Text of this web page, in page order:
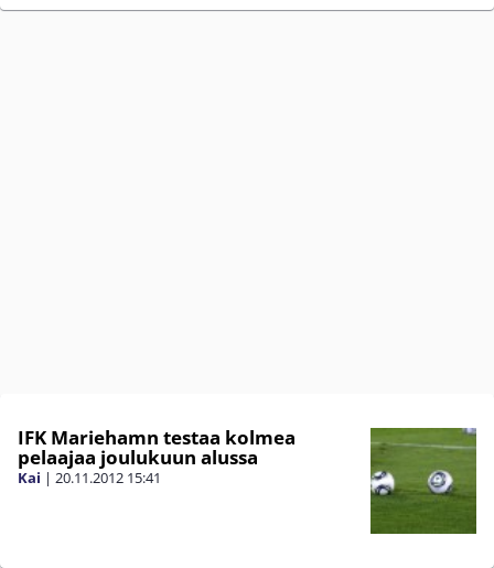
IFK Mariehamn testaa kolmea
pelaajaa joulukuun alussa
Kai | 20.11.2012 15:41